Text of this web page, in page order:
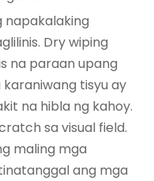
napakalaking
Dry wiping
na paraan upang
karaniwang tisyu ay
na hibla ng kahoy.
sa visual field.
maling mga
ang mga